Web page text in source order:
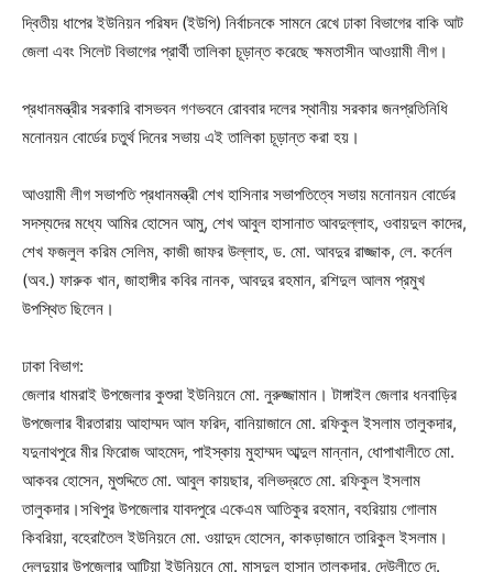
দ্বিতীয় ধাপের ইউনিয়ন পরিষদ (ইউপি) নির্বাচনকে সামনে রেখে ঢাকা বিভাগের বাকি আট
জেলা এবং সিলেট বিভাগের প্রার্থী তালিকা চূড়ান্ত করেছে ক্ষমতাসীন আওয়ামী লীগ।
প্রধানমন্ত্রীর সরকারি বাসভবন গণভবনে রোববার দলের স্থানীয় সরকার জনপ্রতিনিধি
মনোনয়ন বোর্ডের চতুর্থ দিনের সভায় এই তালিকা চূড়ান্ত করা হয়।
আওয়ামী লীগ সভাপতি প্রধানমন্ত্রী শেখ হাসিনার সভাপতিত্বে সভায় মনোনয়ন বোর্ডের
সদস্যদের মধ্যে আমির হোসেন আমু, শেখ আবুল হাসানাত আবদুল্লাহ, ওবায়দুল কাদের,
শেখ ফজলুল করিম সেলিম, কাজী জাফর উল্লাহ, ড. মো. আবদুর রাজ্জাক, লে. কর্নেল
(অব.) ফারুক খান, জাহাঙ্গীর কবির নানক, আবদুর রহমান, রশিদুল আলম প্রমুখ
উপস্থিত ছিলেন।
ঢাকা বিভাগ:
জেলার ধামরাই উপজেলার কুশুরা ইউনিয়নে মো. নুরুজ্জামান। টাঙ্গাইল জেলার ধনবাড়ির
উপজেলার বীরতারায় আহাম্মদ আল ফরিদ, বানিয়াজানে মো. রফিকুল ইসলাম তালুকদার,
যদুনাথপুরে মীর ফিরোজ আহমেদ, পাইস্কায় মুহাম্মদ আব্দুল মান্নান, ধোপাখালীতে মো.
আকবর হোসেন, মুশুদ্দিতে মো. আবুল কায়ছার, বলিভদ্রতে মো. রফিকুল ইসলাম
তালুকদার।সখিপুর উপজেলার যাবদপুরে একেএম আতিকুর রহমান, বহরিয়ায় গোলাম
কিবরিয়া, বহেরাতৈল ইউনিয়নে মো. ওয়াদুদ হোসেন, কাকড়াজানে তারিকুল ইসলাম।
দেলদুয়ার উপজেলার আটিয়া ইউনিয়নে মো. মাসুদুল হাসান তালুকদার, দেউলীতে দে.